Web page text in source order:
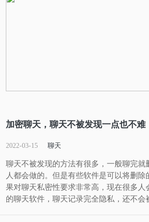
加密聊天，聊天不被发现一点也不难
2022-03-15 聊天
聊天不被发现的方法有很多，一般聊完就
人都会做的。但是有些软件是可以将删除
果对聊天私密性要求非常高，现在很多人
的聊天软件，聊天记录完全隐私，还不会